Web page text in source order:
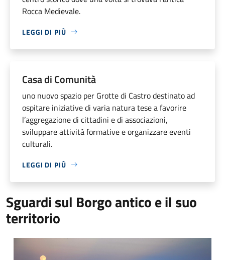
Rocca Medievale.
LEGGI DI PIÙ
Casa di Comunità
uno nuovo spazio per Grotte di Castro destinato ad
ospitare iniziative di varia natura tese a favorire
l’aggregazione di cittadini e di associazioni,
sviluppare attività formative e organizzare eventi
culturali.
LEGGI DI PIÙ
Sguardi sul Borgo antico e il suo
territorio